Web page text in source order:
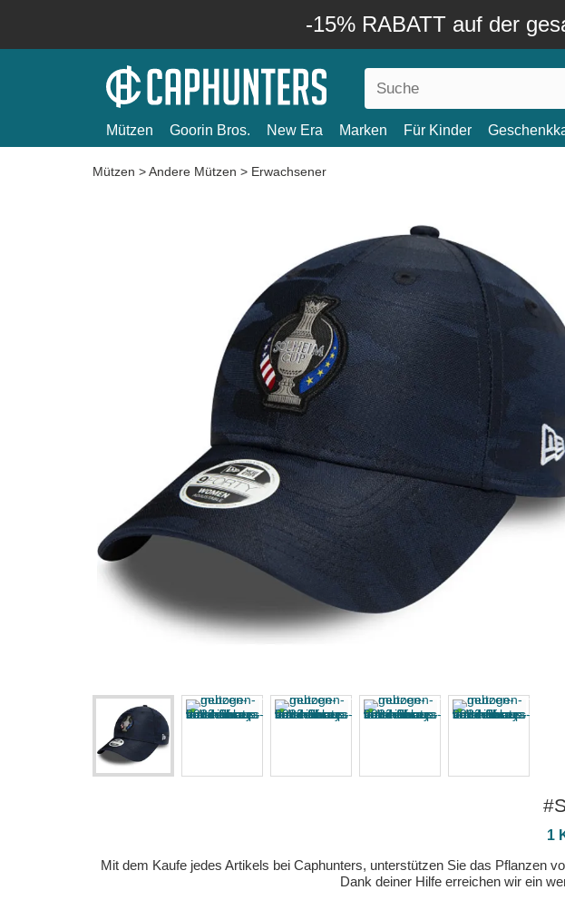
-15% RABATT auf der
Mützen Goorin Bros. New Era Marken Für Kinder
Mützen >Andere Mützen > Erwachsener
1
Mit dem Kaufe jedes Artikels bei Caphunters, unterstützen Sie das Pflanzen
Dank deiner Hilfe erreichen wir ein